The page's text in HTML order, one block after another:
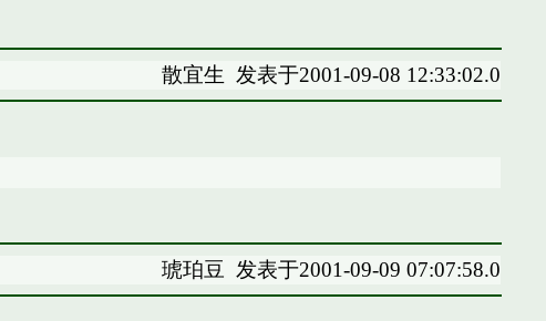
散宜生 发表于2001-09-08 12:33:02.0
琥珀豆 发表于2001-09-09 07:07:58.0